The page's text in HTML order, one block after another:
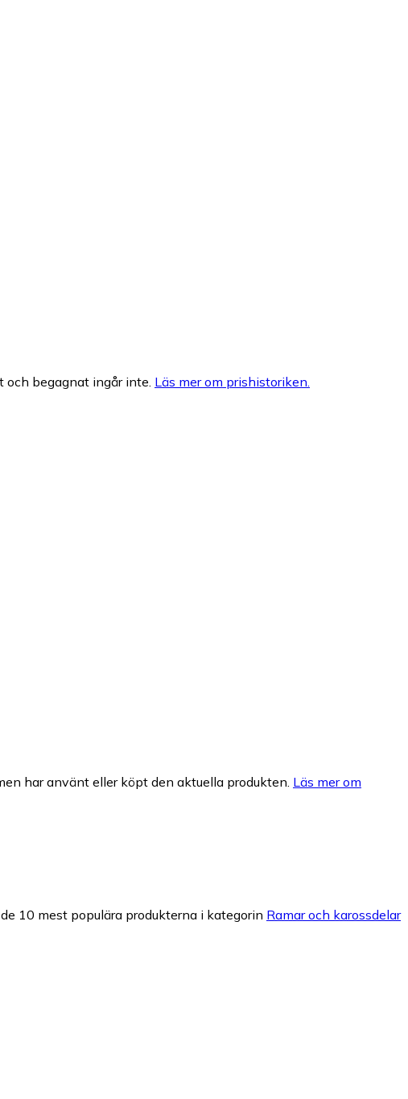
och begagnat ingår inte. Läs mer om prishistoriken.
har använt eller köpt den aktuella produkten. Läs mer om
10 mest populära produkterna i kategorin Ramar och karossdelar